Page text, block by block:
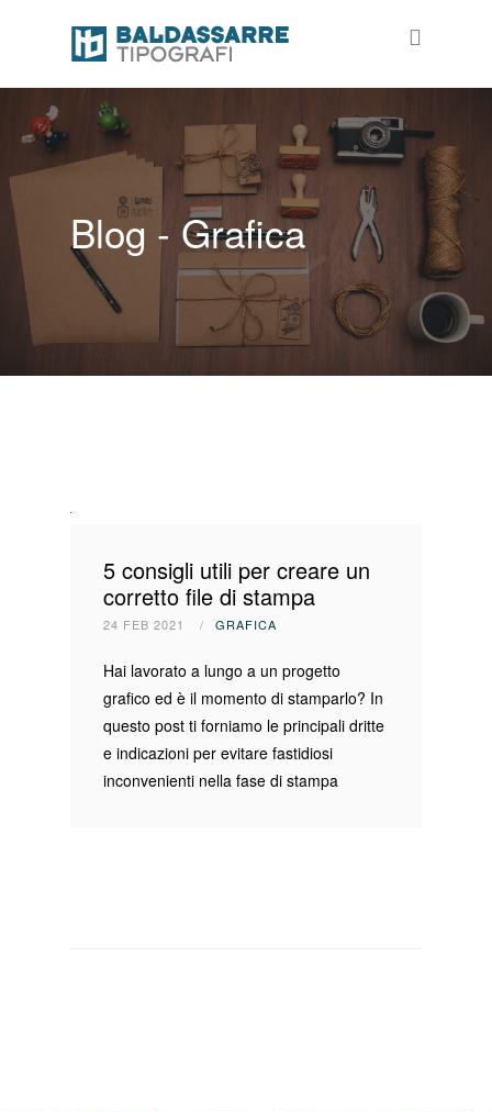
Blog - Grafica
5 consigli utili per creare un
corretto file di stampa
24 FEB 2021 / GRAFICA
Hai lavorato a lungo a un progetto
grafico ed è il momento di stamparlo? In
questo post ti forniamo le principali dritte
e indicazioni per evitare fastidiosi
inconvenienti nella fase di stampa